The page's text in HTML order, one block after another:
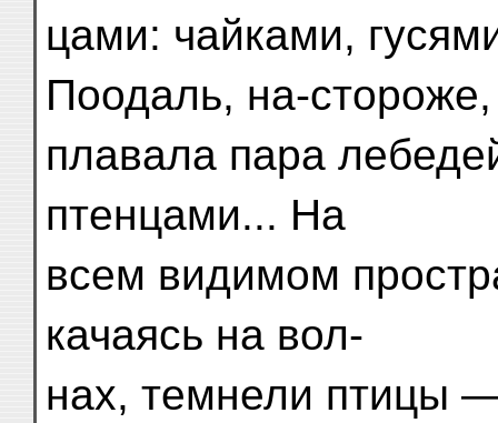
цами: чайками,
Поодаль, на-стороже,
плавала пара
птенцами... На
всем видимом
качаясь на вол-
нах, темнели птицы